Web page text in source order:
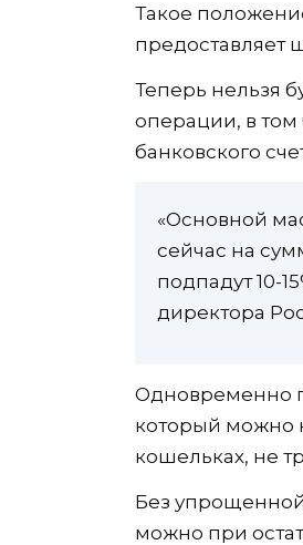
Такое
предоставляет
Теперь нельзя
операции, в том
банковского
«Основной
сейчас на
подпадут 10-
директора
Одновременно
который можно
кошельках, не
Без
можно при